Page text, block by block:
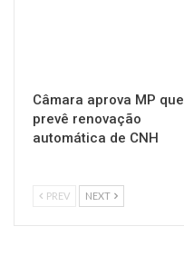
Câmara aprova MP que
prevê renovação
automática de CNH
PREV NEXT